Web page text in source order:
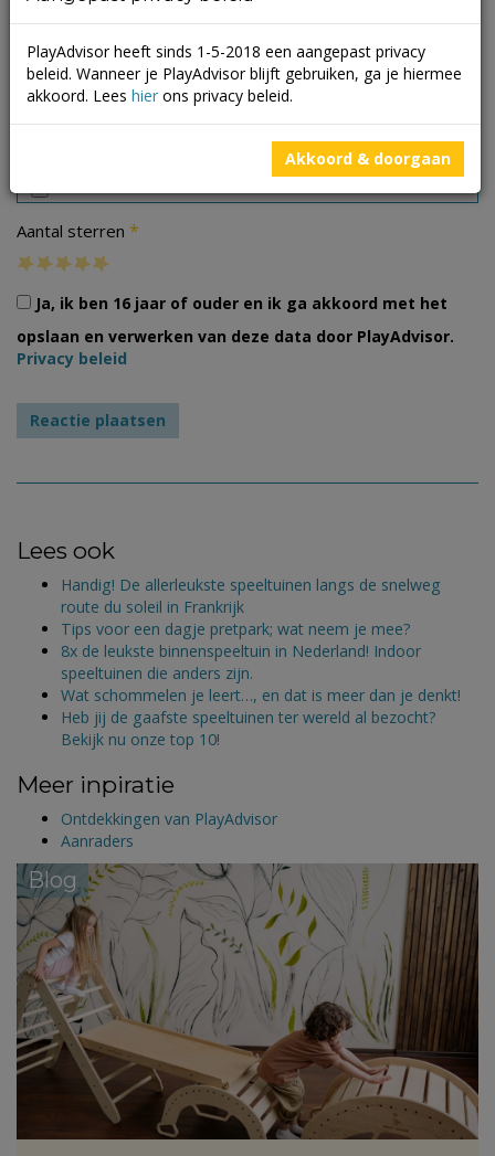
Aantal sterren *
Ja, ik ben 16 jaar of ouder en ik ga akkoord met het
opslaan en verwerken van deze data door PlayAdvisor.
Privacy beleid
Lees ook
Handig! De allerleukste speeltuinen langs de snelweg
route du soleil in Frankrijk
Tips voor een dagje pretpark; wat neem je mee?
8x de leukste binnenspeeltuin in Nederland! Indoor
speeltuinen die anders zijn.
Wat schommelen je leert…, en dat is meer dan je denkt!
Heb jij de gaafste speeltuinen ter wereld al bezocht?
Bekijk nu onze top 10!
Meer inpiratie
Ontdekkingen van PlayAdvisor
Aanraders
Blog
PlayAdvisor heeft sinds 1-5-2018 een aangepast privacy
beleid. Wanneer je PlayAdvisor blijft gebruiken, ga je hiermee
akkoord. Lees hier ons privacy beleid.
Akkoord & doorgaan